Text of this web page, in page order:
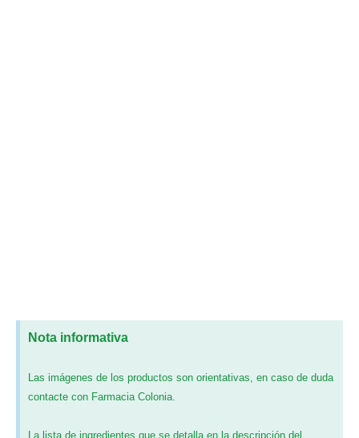
Nota informativa
Las imágenes de los productos son orientativas, en caso de duda
contacte con Farmacia Colonia.
La lista de ingredientes que se detalla en la descripción del